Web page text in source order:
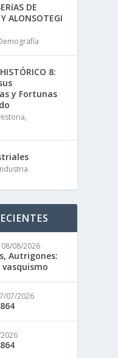
DE
ALONSOTEGI
8:
y Fortunas
,
08/08/2026
Autrigones:
07/2026